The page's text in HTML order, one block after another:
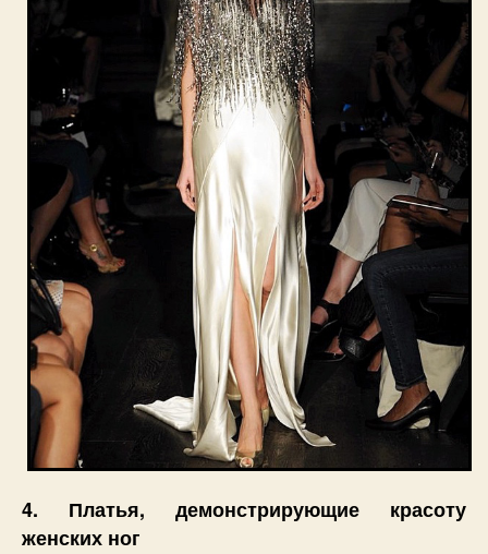
4. Платья, демонстрирующие красоту
женских ног